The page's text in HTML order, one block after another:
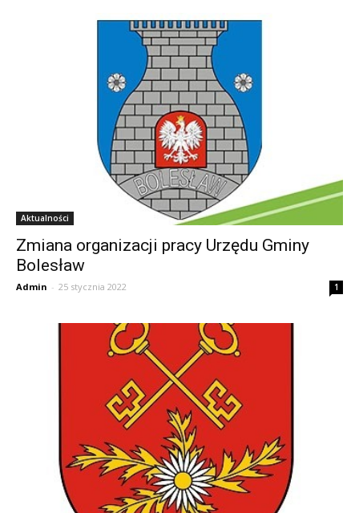
Aktualności
Zmiana organizacji pracy Urzędu Gminy
Bolesław
Admin - 25 stycznia 2022 1